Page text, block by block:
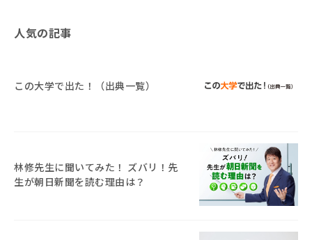
人気の記事
この大学で出た！（出典一覧）
林修先生に聞いてみた！ ズバリ！先
生が朝日新聞を読む理由は？